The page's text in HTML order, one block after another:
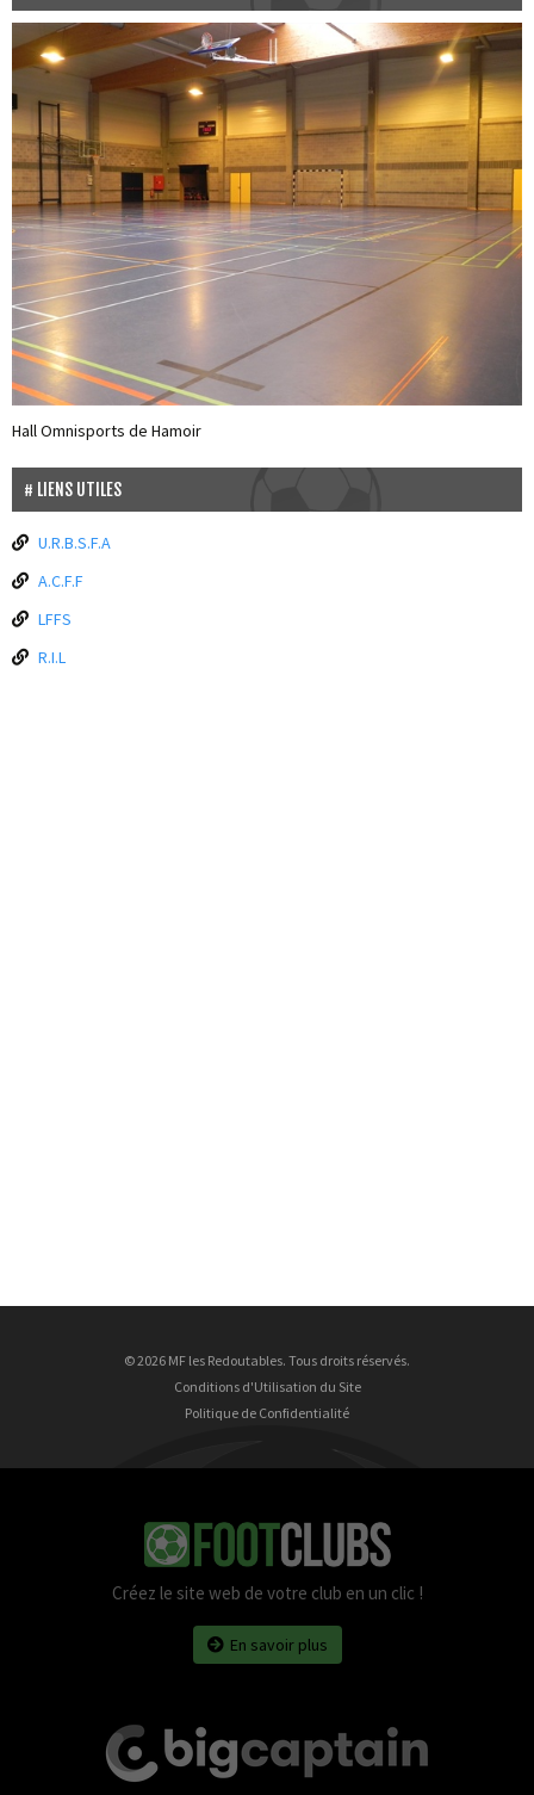
Hall Omnisports de Hamoir
LIENS UTILES
U.R.B.S.F.A
A.C.F.F
LFFS
R.I.L
© 2026 MF les Redoutables. Tous droits réservés.
Conditions d'Utilisation du Site
Politique de Confidentialité
Créez le site web de votre club en un clic !
En savoir plus